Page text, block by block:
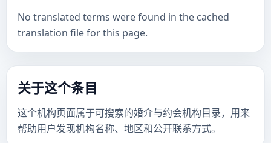
No translated terms were found in the cached
translation file for this page.
关于这个条目
这个机构页面属于可搜索的婚介与约会机构目录，用来
帮助用户发现机构名称、地区和公开联系方式。